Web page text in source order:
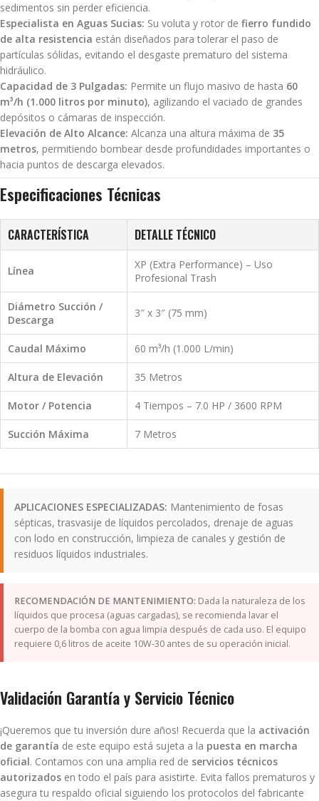
sedimentos sin perder eficiencia.
Especialista en Aguas Sucias: Su voluta y rotor de fierro fundido
de alta resistencia están diseñados para tolerar el paso de
partículas sólidas, evitando el desgaste prematuro del sistema
hidráulico.
Capacidad de 3 Pulgadas: Permite un flujo masivo de hasta 60
m³/h (1.000 litros por minuto), agilizando el vaciado de grandes
depósitos o cámaras de inspección.
Elevación de Alto Alcance: Alcanza una altura máxima de 35
metros, permitiendo bombear desde profundidades importantes o
hacia puntos de descarga elevados.
Especificaciones Técnicas
CARACTERÍSTICA DETALLE TÉCNICO
Línea
XP (Extra Performance) – Uso
Profesional Trash
Diámetro Succión /
Descarga
3″ x 3″ (75 mm)
Caudal Máximo 60 m³/h (1.000 L/min)
Altura de Elevación 35 Metros
Motor / Potencia 4 Tiempos – 7.0 HP / 3600 RPM
Succión Máxima 7 Metros
APLICACIONES ESPECIALIZADAS: Mantenimiento de fosas
sépticas, trasvasije de líquidos percolados, drenaje de aguas
con lodo en construcción, limpieza de canales y gestión de
residuos líquidos industriales.
RECOMENDACIÓN DE MANTENIMIENTO: Dada la naturaleza de los
líquidos que procesa (aguas cargadas), se recomienda lavar el
cuerpo de la bomba con agua limpia después de cada uso. El equipo
requiere 0,6 litros de aceite 10W-30 antes de su operación inicial.
Validación Garantía y Servicio Técnico
¡Queremos que tu inversión dure años! Recuerda que la activación
de garantía de este equipo está sujeta a la puesta en marcha
oficial. Contamos con una amplia red de servicios técnicos
autorizados en todo el país para asistirte. Evita fallos prematuros y
asegura tu respaldo oficial siguiendo los protocolos del fabricante